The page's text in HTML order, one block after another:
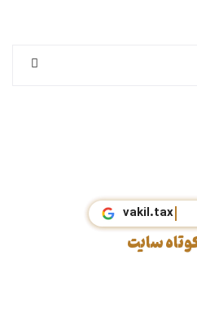
vakil.tax
سایت